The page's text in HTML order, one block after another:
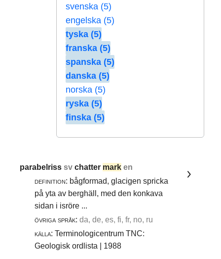
svenska (5)
engelska (5)
tyska (5)
franska (5)
spanska (5)
danska (5)
norska (5)
ryska (5)
finska (5)
parabelrisssvchatter mark en
definition: bågformad, glacigen spricka
på yta av berghäll, med den konkava
sidan i isröre ...
övriga språk: da, de, es, fi, fr, no, ru
källa: Terminologicentrum TNC:
Geologisk ordlista | 1988